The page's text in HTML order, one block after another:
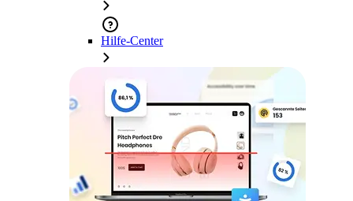
Hilfe-Center